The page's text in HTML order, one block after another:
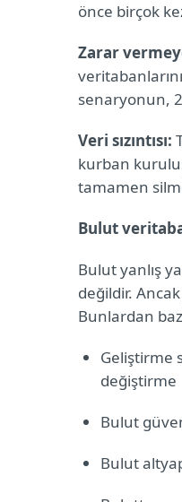
önce birçok
Zarar
senaryonun,
Veri sızıntısı:
kurban
tamamen
Bulut
Bulut yanlış
değildir.
Bunlardan
Geliştirme
değiştirme
Bulut
Bulut